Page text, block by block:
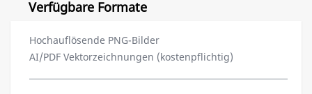
Verfügbare Formate
Hochauflösende PNG-Bilder
AI/PDF Vektorzeichnungen (kostenpflichtig)